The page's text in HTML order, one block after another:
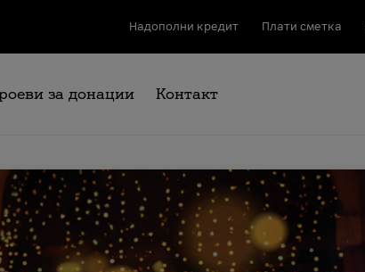
Надополни кредит Плати сметка
за донации Контакт